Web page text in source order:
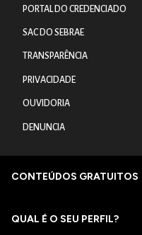
PORTAL DO CREDENCIADO
SAC DO SEBRAE
TRANSPARÊNCIA
PRIVACIDADE
OUVIDORIA
DENUNCIA
CONTEÚDOS GRATUITOS
QUAL É O SEU PERFIL?